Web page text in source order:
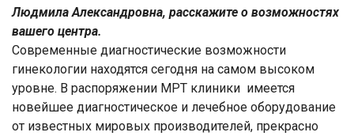
Людмила Александровна, расскажите о возможностях
вашего центра.
Современные диагностические возможности
гинекологии находятся сегодня на самом высоком
уровне. В распоряжении МРТ клиники имеется
новейшее диагностическое и лечебное оборудование
от известных мировых производителей, прекрасно